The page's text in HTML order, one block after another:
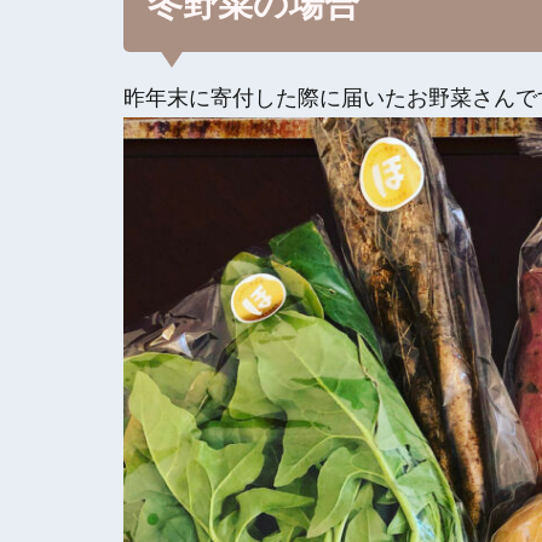
昨年末に寄付した際に届いたお野菜さん